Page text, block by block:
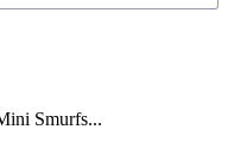
Smurfs...